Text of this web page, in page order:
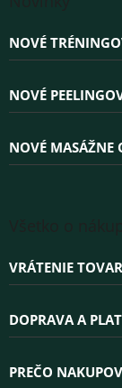
NOVÉ
NOVÉ
NOVÉ MASÁŽNE
VRÁTENIE
DOPRAVA A
PREČO